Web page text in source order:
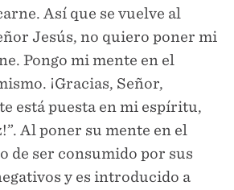
Así que se vuelve al
Jesús, no quiero poner mi
Pongo mi mente en el
¡Gracias, Señor,
está puesta en mi espíritu,
Al poner su mente en el
de ser consumido por sus
y es introducido a